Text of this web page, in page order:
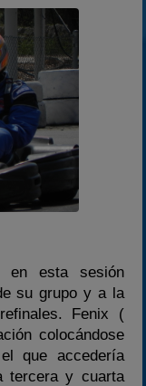
en esta sesión
su grupo y a la
Fenix (
colocándose
que accedería
tercera y cuarta